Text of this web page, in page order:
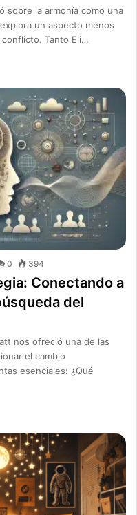
sobre la armonía como una
un aspecto menos
Tanto Eli…
0 394
Conectando a
del
nos ofreció una de las
el cambio
esenciales: ¿Qué